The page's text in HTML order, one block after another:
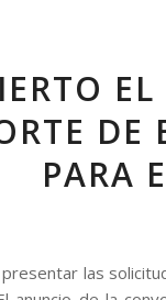
DE
PARA
las